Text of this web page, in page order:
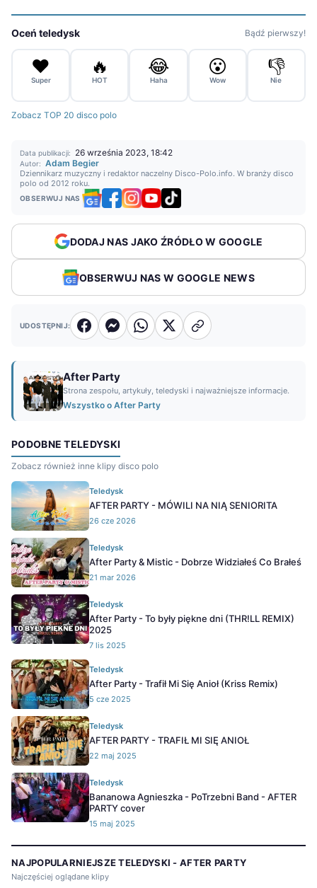
Oceń teledysk Bądź pierwszy!
❤️
Super
🔥
HOT
😂
Haha
😮
Wow
👎
Nie
Zobacz TOP 20 disco polo
Data publikacji: 26 września 2023, 18:42
Autor: Adam Begier
Dziennikarz muzyczny i redaktor naczelny Disco-Polo.info. W branży disco
polo od 2012 roku.
OBSERWUJ NAS
DODAJ NAS JAKO ŹRÓDŁO W GOOGLE
OBSERWUJ NAS W GOOGLE NEWS
UDOSTĘPNIJ:
After Party
Strona zespołu, artykuły, teledyski i najważniejsze informacje.
Wszystko o After Party
PODOBNE TELEDYSKI
Zobacz również inne klipy disco polo
Teledysk
AFTER PARTY - MÓWILI NA NIĄ SENIORITA
26 cze 2026
Teledysk
After Party & Mistic - Dobrze Widziałeś Co Brałeś
21 mar 2026
Teledysk
After Party - To były piękne dni (THR!LL REMIX)
2025
7 lis 2025
Teledysk
After Party - Trafił Mi Się Anioł (Kriss Remix)
5 cze 2025
Teledysk
AFTER PARTY - TRAFIŁ MI SIĘ ANIOŁ
22 maj 2025
Teledysk
Bananowa Agnieszka - PoTrzebni Band - AFTER
PARTY cover
15 maj 2025
NAJPOPULARNIEJSZE TELEDYSKI - AFTER PARTY
Najczęściej oglądane klipy